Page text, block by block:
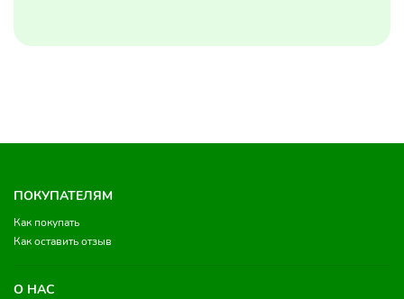
ПОКУПАТЕЛЯМ
Как покупать
Как оставить отзыв
О НАС